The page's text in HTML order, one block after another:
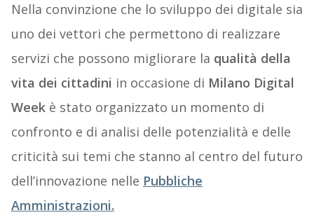
Nella convinzione che lo sviluppo dei digitale sia
uno dei vettori che permettono di realizzare
servizi che possono migliorare la qualità della
vita dei cittadini in occasione di Milano Digital
Weekè stato organizzato un momento di
confronto e di analisi delle potenzialità e delle
criticità sui temi che stanno al centro del futuro
dell’innovazione nelle Pubbliche
Amministrazioni.